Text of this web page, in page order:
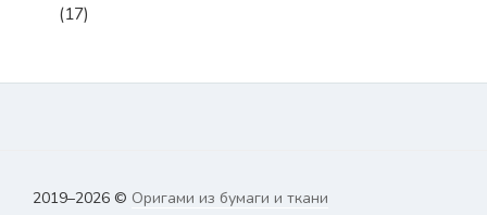
(17)
2019–2026 © Оригами из бумаги и ткани